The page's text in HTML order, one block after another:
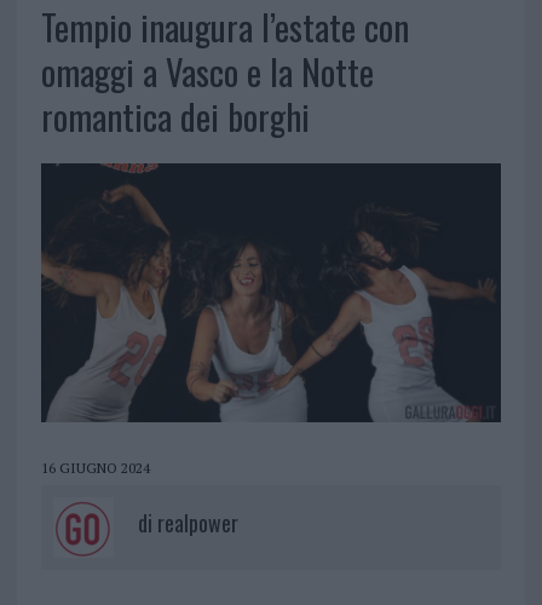
Tempio inaugura l’estate con
omaggi a Vasco e la Notte
romantica dei borghi
16 GIUGNO 2024
di realpower